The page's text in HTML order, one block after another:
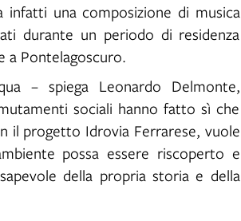
infatti una composizione di musica
durante un periodo di residenza
a Pontelagoscuro.
– spiega Leonardo Delmonte,
sociali hanno fatto sì che
il progetto Idrovia Ferrarese, vuole
possa essere riscoperto e
della propria storia e della